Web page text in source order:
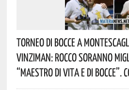
Torneo Di Bocce A
Vinziman: Rocco Soranno
“Maestro Di Vita E Di Bocce”.